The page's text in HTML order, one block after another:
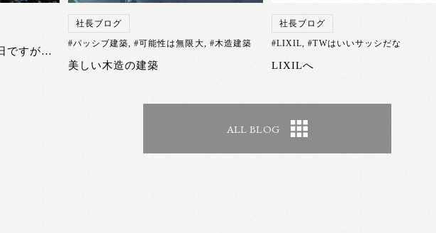
社長ブログ
#パッシブ建築 ,#可能性は無限大 #木造建築
美しい木造の建築
1月も、早いものであと数日ですが・・・
社長ブログ
#LIXIL ,#TWはいいサッシだな
LIXILへ
ALL BLOG